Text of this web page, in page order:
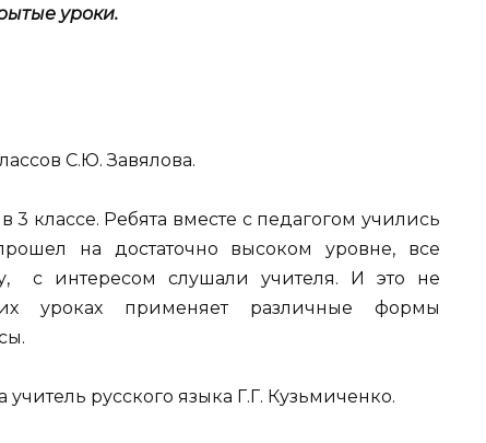
уроки.
С.Ю. Завялова.
классе. Ребята вместе с педагогом учились
на достаточно высоком уровне, все
с интересом слушали учителя. И это не
уроках применяет различные формы
русского языка Г.Г. Кузьмиченко.